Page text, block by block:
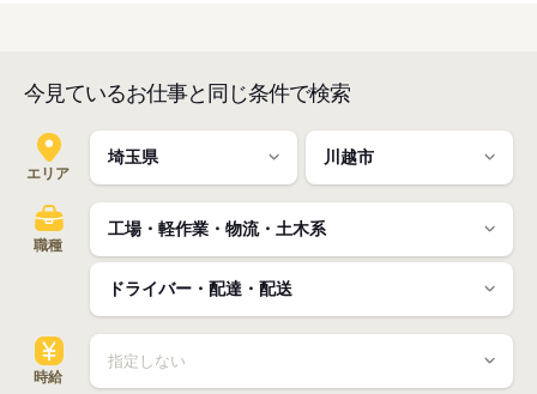
今見ているお仕事と同じ条件で検索
エリア
職種
時給